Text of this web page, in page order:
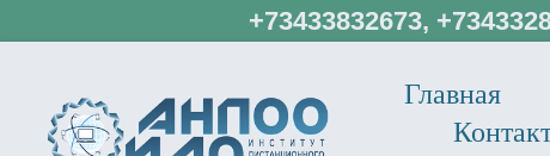
+73433832673,
Главная